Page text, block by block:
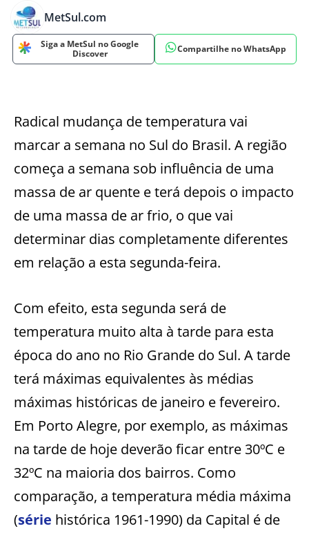
MetSul.com
Siga a MetSul no Google
Discover
Compartilhe no WhatsApp
Radical mudança de temperatura vai
marcar a semana no Sul do Brasil. A região
começa a semana sob influência de uma
massa de ar quente e terá depois o impacto
de uma massa de ar frio, o que vai
determinar dias completamente diferentes
em relação a esta segunda-feira.
Com efeito, esta segunda será de
temperatura muito alta à tarde para esta
época do ano no Rio Grande do Sul. A tarde
terá máximas equivalentes às médias
máximas históricas de janeiro e fevereiro.
Em Porto Alegre, por exemplo, as máximas
na tarde de hoje deverão ficar entre 30ºC e
32ºC na maioria dos bairros. Como
comparação, a temperatura média máxima
(série histórica 1961-1990) da Capital é de